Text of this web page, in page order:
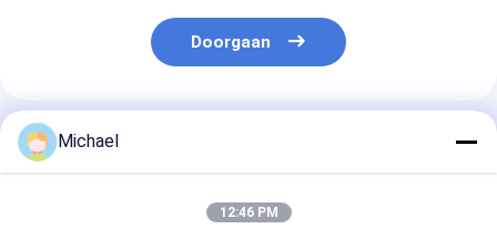
Doorgaan
Geadviseerde Producten
Michael
12:46 PM